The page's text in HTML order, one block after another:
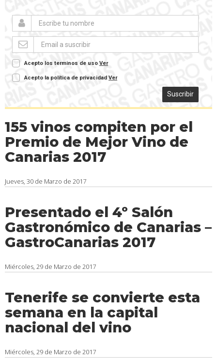
Acepto los terminos de uso Ver
Acepto la política de privacidad Ver
Suscribir
155 vinos compiten por el
Premio de Mejor Vino de
Canarias 2017
Jueves, 30 de Marzo de 2017
Presentado el 4º Salón
Gastronómico de Canarias –
GastroCanarias 2017
Miércoles, 29 de Marzo de 2017
Tenerife se convierte esta
semana en la capital
nacional del vino
Miércoles, 29 de Marzo de 2017